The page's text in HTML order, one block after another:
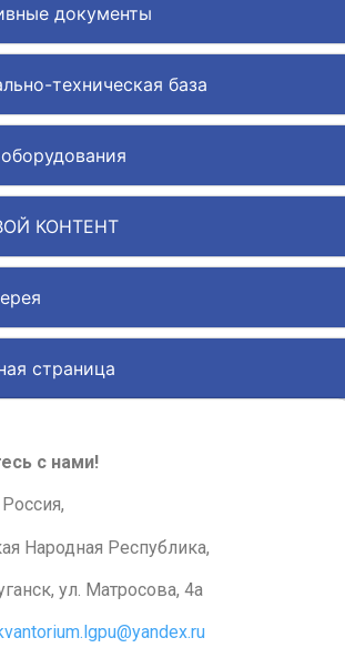
документы
техническая база
КОНТЕНТ
страница
с нами!
Народная Республика,
ул. Матросова, 4а